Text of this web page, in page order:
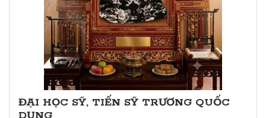
ĐẠI HỌC SỸ, TIẾN SỸ TRƯƠNG QUỐC